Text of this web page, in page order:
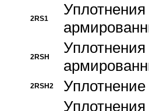
2RS1
2RSH
2RSH2